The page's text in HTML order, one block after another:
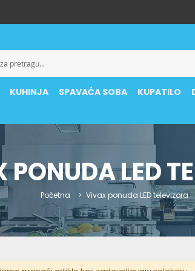
KUHINJA SPAVAĆA SOBA KUPATILO
LED
Početna Vivax ponuda LED televizora